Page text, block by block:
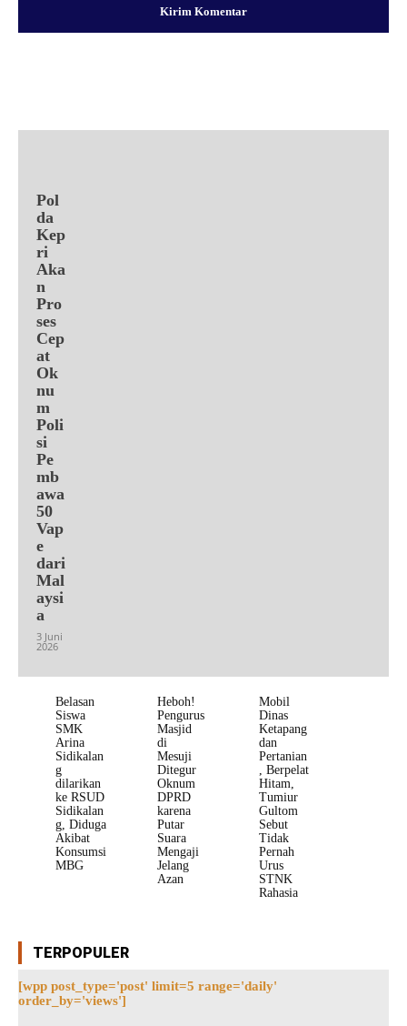
Pol
da
Kep
ri
Aka
n
Pro
ses
Cep
at
Ok
nu
m
Poli
si
Pe
mb
awa
50
Vap
e
dari
Mal
aysi
a
3 Juni
2026
Belasan
Siswa
SMK
Arina
Sidikalan
g
dilarikan
ke RSUD
Sidikalan
g, Diduga
Akibat
Konsumsi
MBG
Heboh!
Pengurus
Masjid
di
Mesuji
Ditegur
Oknum
DPRD
karena
Putar
Suara
Mengaji
Jelang
Azan
Mobil
Dinas
Ketapang
dan
Pertanian
, Berpelat
Hitam,
Tumiur
Gultom
Sebut
Tidak
Pernah
Urus
STNK
Rahasia
TERPOPULER
[wpp post_type='post' limit=5 range='daily'
order_by='views']